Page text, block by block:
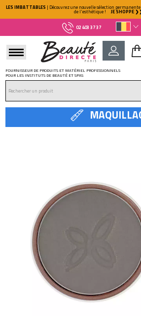
LES IMBATTABLES | Découvrez une nouvelle sélection
de l'esthétique ! JE SHOPPE
02 403 37 37
NOUVEAU CLIENT ?
FOURNISSEUR DE PRODUITS ET MATÉRIEL PROFESSIONNELS
POUR LES INSTITUTS DE BEAUTÉ ET SPAS